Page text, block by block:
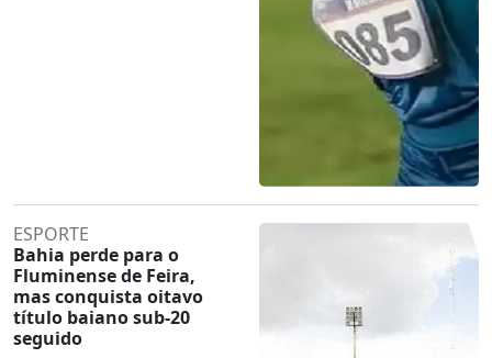
ESPORTE
Bahia perde para o
Fluminense de Feira,
mas conquista oitavo
título baiano sub-20
seguido